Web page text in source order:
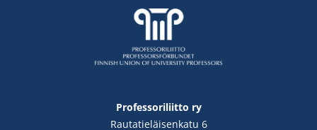
Professoriliitto ry
Rautatieläisenkatu 6